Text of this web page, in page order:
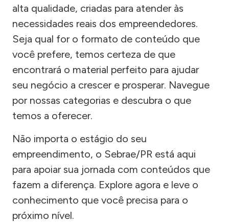
alta qualidade, criadas para atender às
necessidades reais dos empreendedores.
Seja qual for o formato de conteúdo que
você prefere, temos certeza de que
encontrará o material perfeito para ajudar
seu negócio a crescer e prosperar. Navegue
por nossas categorias e descubra o que
temos a oferecer.
Não importa o estágio do seu
empreendimento, o Sebrae/PR está aqui
para apoiar sua jornada com conteúdos que
fazem a diferença. Explore agora e leve o
conhecimento que você precisa para o
próximo nível.